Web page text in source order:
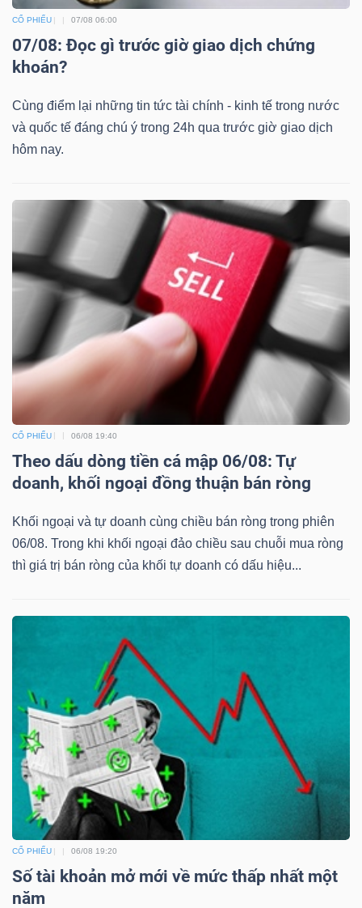
CỔ PHIẾU 07/08 06:00
07/08: Đọc gì trước giờ giao dịch chứng
khoán?
Cùng điểm lại những tin tức tài chính - kinh tế trong nước
và quốc tế đáng chú ý trong 24h qua trước giờ giao dịch
hôm nay.
CỔ PHIẾU 06/08 19:40
Theo dấu dòng tiền cá mập 06/08: Tự
doanh, khối ngoại đồng thuận bán ròng
Khối ngoại và tự doanh cùng chiều bán ròng trong phiên
06/08. Trong khi khối ngoại đảo chiều sau chuỗi mua ròng
thì giá trị bán ròng của khối tự doanh có dấu hiệu...
CỔ PHIẾU 06/08 19:20
Số tài khoản mở mới về mức thấp nhất một
năm
Đào
Sách
tài
Công
chính
Dữ
chính